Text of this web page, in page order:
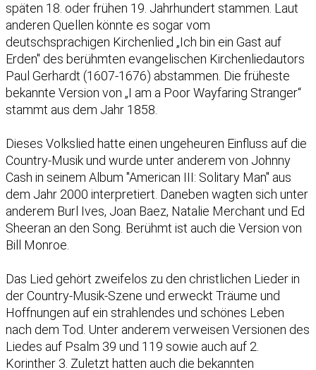
späten 18. oder frühen 19. Jahrhundert stammen. Laut
anderen Quellen könnte es sogar vom
deutschsprachigen Kirchenlied „Ich bin ein Gast auf
Erden" des berühmten evangelischen Kirchenliedautors
Paul Gerhardt (1607-1676) abstammen. Die früheste
bekannte Version von „I am a Poor Wayfaring Stranger“
stammt aus dem Jahr 1858.
Dieses Volkslied hatte einen ungeheuren Einfluss auf die
Country-Musik und wurde unter anderem von Johnny
Cash in seinem Album "American III: Solitary Man" aus
dem Jahr 2000 interpretiert. Daneben wagten sich unter
anderem Burl Ives, Joan Baez, Natalie Merchant und Ed
Sheeran an den Song. Berühmt ist auch die Version von
Bill Monroe.
Das Lied gehört zweifelos zu den christlichen Lieder in
der Country-Musik-Szene und erweckt Träume und
Hoffnungen auf ein strahlendes und schönes Leben
nach dem Tod. Unter anderem verweisen Versionen des
Liedes auf Psalm 39 und 119 sowie auch auf 2.
Korinther 3. Zuletzt hatten auch die bekannten